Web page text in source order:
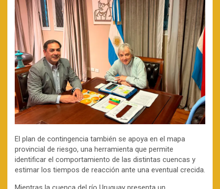
El plan de contingencia también se apoya en el mapa
provincial de riesgo, una herramienta que permite
identificar el comportamiento de las distintas cuencas y
estimar los tiempos de reacción ante una eventual crecida.